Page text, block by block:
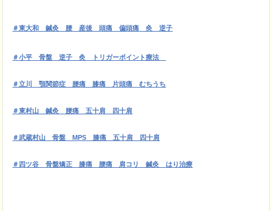
＃東大和 鍼灸 腰 産後 頭痛 偏頭痛 灸 逆子
＃小平 骨盤 逆子 灸 トリガーポイント療法
＃立川 顎関節症 腰痛 膝痛 片頭痛 むちうち
＃東村山 鍼灸 腰痛 五十肩 四十肩
＃武蔵村山 骨盤 MPS 膝痛 五十肩 四十肩
＃四ツ谷 骨盤矯正 膝痛 腰痛 肩コリ 鍼灸 はり治療